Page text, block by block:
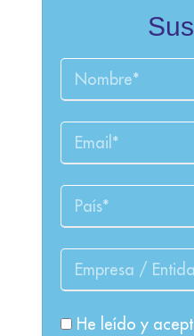
He leído y